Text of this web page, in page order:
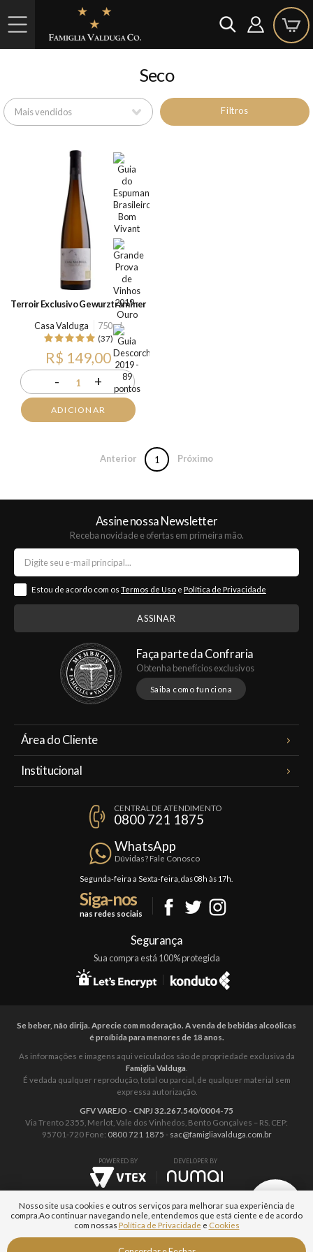
Seco
Filtros
Terroir Exclusivo Gewurztraminer
Casa Valduga
750ml
(37)
R$ 149,00
- 1 +
ADICIONAR
Anterior 1 Próximo
Assine nossa Newsletter
Receba novidade e ofertas em primeira mão.
Estou de acordo com os Termos de Uso e Política de Privacidade
Faça parte da Confraria
Obtenha benefícios exclusivos
Saiba como funciona
Área do Cliente
Institucional
Política de Privacidade
Trocas e Devoluções
Formas de Pagamento
CENTRAL DE ATENDIMENTO
0800 721 1875
WhatsApp
Dúvidas? Fale Conosco
Segunda-feira a Sexta-feira, das 08h às 17h.
Siga-nos
nas redes sociais
Segurança
Sua compra está 100% protegida
Se beber, não dirija. Aprecie com moderação. A venda de bebidas alcoólicas
é proíbida para menores de 18 anos.
As informações e imagens aqui veiculados são de propriedade exclusiva da
Famiglia Valduga
É vedada qualquer reprodução, total ou parcial, de qualquer material sem
expressa autorização.
GFV VAREJO - CNPJ 32.267.540/0004-75
Via Trento 2355, Merlot, Vale dos Vinhedos, Bento Gonçalves – RS. CEP:
95701-720 Fone: 0800 721 1875 - sac@famigliavalduga.com.br
POWERED BY DEVELOPER BY
Nosso site usa cookies e outros serviços para melhorar sua experiência de
compra. Ao continuar navegando nele, entendemos que está ciente e de acordo
com nossas Política de Privacidade e Cookies